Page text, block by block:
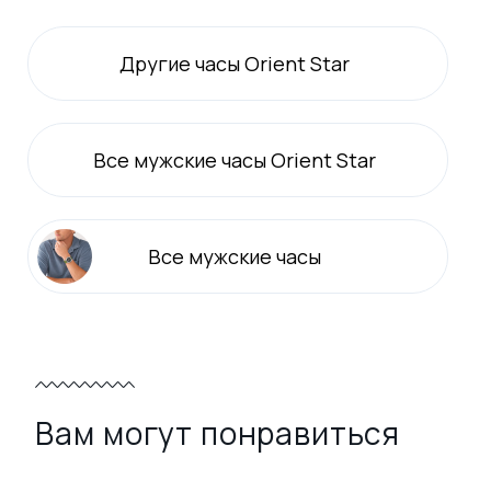
Другие часы Orient Star
Все мужские часы Orient Star
Все мужские часы
Вам могут понравиться